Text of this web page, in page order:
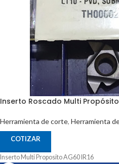
Inserto Roscado Multi Propósito
Herramienta de corte, Herramienta
COTIZAR
Inserto Multi Proposito AG60 IR16